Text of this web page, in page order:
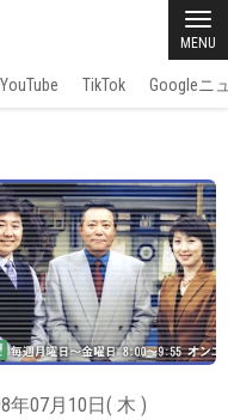
MENU
YouTube TikTok Googleニ
年07月10日( 木 )